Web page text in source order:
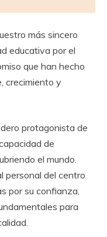
más sincero
educativa por el
que han hecho
crecimiento y
protagonista de
de
el mundo.
personal del centro
por su confianza,
para